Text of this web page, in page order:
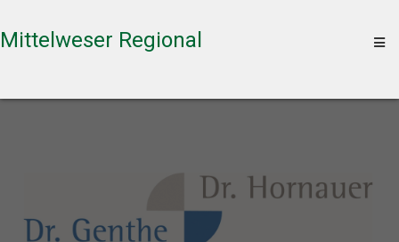
Mittelweser Regional